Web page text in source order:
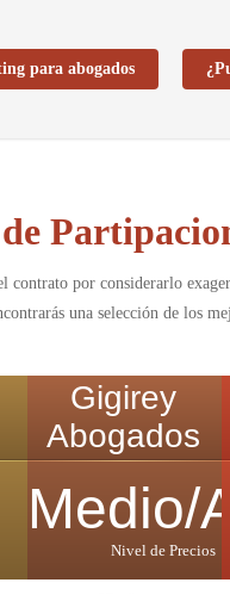
para abogados
contrato por considerarlo
una selección de los
Gigirey
Abogados
Medio/
Nivel de Precios